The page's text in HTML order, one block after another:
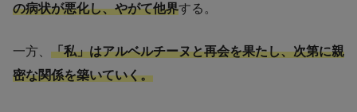
の病状が悪化し、やがて他界する。
一方、 「私」はアルベルチーヌと再会を果たし、次第に親
密な関係を築いていく。